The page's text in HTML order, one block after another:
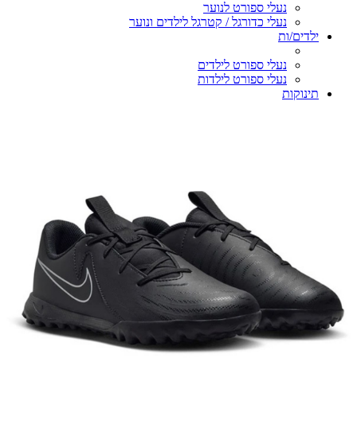
נעלי ספורט לנוער
נעלי כדורגל / קטרגל לילדים ונוער
ילדים/ות
נעלי ספורט לילדים
נעלי ספורט לילדות
תינוקות